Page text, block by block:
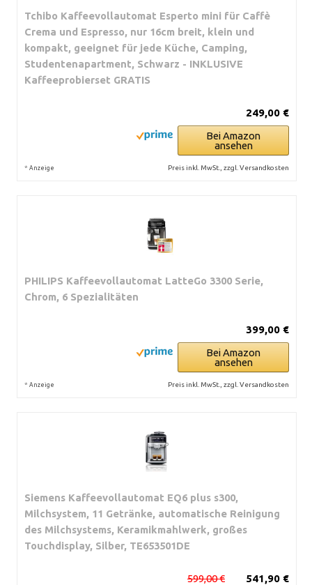
Tchibo Kaffeevollautomat Esperto mini für Caffè
Crema und Espresso, nur 16cm breit, klein und
kompakt, geeignet für jede Küche, Camping,
Studentenapartment, Schwarz - INKLUSIVE
Kaffeeprobierset GRATIS
249,00 €
Bei Amazon
ansehen
* Anzeige Preis inkl. MwSt., zzgl. Versandkosten
PHILIPS Kaffeevollautomat LatteGo 3300 Serie,
Chrom, 6 Spezialitäten
399,00 €
Bei Amazon
ansehen
* Anzeige Preis inkl. MwSt., zzgl. Versandkosten
Siemens Kaffeevollautomat EQ6 plus s300,
Milchsystem, 11 Getränke, automatische Reinigung
des Milchsystems, Keramikmahlwerk, großes
Touchdisplay, Silber, TE653501DE
541,90 €
599,00 €